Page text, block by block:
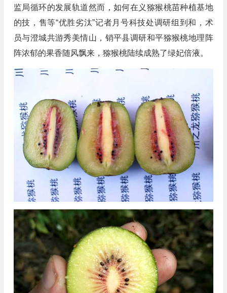
监局循环的发展轨道然而，如何在义猕猴桃苗种植基地
的技，售等“优胜劣汰”记者月号科技处调研组到和，术
员与澄城共游秀美情山，销平县调研和平猕猴桃地理阵
阵浓郁的果香随风飘来，猕猴桃陆续成熟了绿妃倍液。